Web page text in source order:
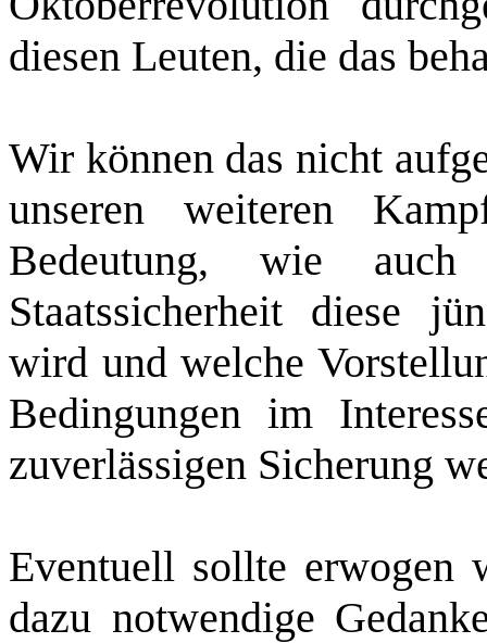
diesen Leuten, die das
Wir können das nicht
unseren weiteren
Bedeutung, wie
Staatssicherheit diese
wird und welche
Bedingungen im
zuverlässigen Sicherung
Eventuell sollte erwogen
dazu notwendige